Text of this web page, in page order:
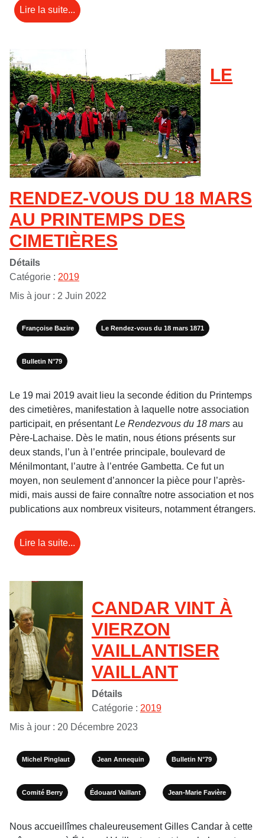
Lire la suite...
LE
RENDEZ-VOUS DU 18 MARS
AU PRINTEMPS DES
CIMETIÈRES
Détails
Catégorie : 2019
Mis à jour : 2 Juin 2022
Françoise Bazire Le Rendez-vous du 18 mars 1871
Bulletin N°79
Le 19 mai 2019 avait lieu la seconde édition du Printemps
des cimetières, manifestation à laquelle notre association
participait, en présentantLe Rendezvous du 18 mars au
Père-Lachaise. Dès le matin, nous étions présents sur
deux stands, l’un à l’entrée principale, boulevard de
Ménilmontant, l’autre à l’entrée Gambetta. Ce fut un
moyen, non seulement d’annoncer la pièce pour l’après-
midi, mais aussi de faire connaître notre association et nos
publications aux nombreux visiteurs, notamment étrangers.
Lire la suite...
CANDAR VINT À
VIERZON
VAILLANTISER
VAILLANT
Détails
Catégorie : 2019
Mis à jour : 20 Décembre 2023
Michel Pinglaut Jean Annequin Bulletin N°79
Comité Berry Édouard Vaillant Jean-Marie Favière
Nous accueillîmes chaleureusement Gilles Candar à cette